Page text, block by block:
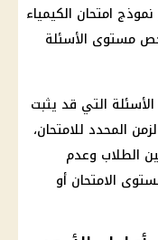
نموذج امتحان الكيمياء
مستوى الأسئلة
التي قد يثبت
المحدد للامتحان،
الطلاب وعدم
الامتحان أو